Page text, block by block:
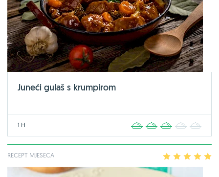
Juneći gulaš s krumpirom
1 H 2 3 4
RECEPT MJESECA 2 3 4